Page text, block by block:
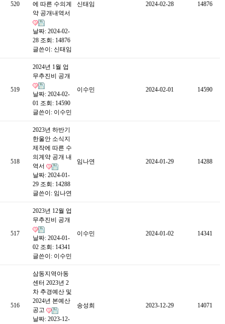
520
에 따른 수의계
약 공개내역서
날짜: 2024-02-
28 조회: 14876
글쓴이: 신태임
신태임 2024-02-28 14876
519
2024년 1월 업
무추진비 공개
날짜: 2024-02-
01 조회: 14590
글쓴이: 이수민
이수민 2024-02-01 14590
518
2023년 하반기
한울안 소식지
제작에 따른 수
의계약 공개 내
역서
날짜: 2024-01-
29 조회: 14288
글쓴이: 임나연
임나연 2024-01-29 14288
517
2023년 12월 업
무추진비 공개
날짜: 2024-01-
02 조회: 14341
글쓴이: 이수민
이수민 2024-01-02 14341
516
삼동지역아동
센터 2023년 2
차 추경예산 및
2024년 본예산
공고
날짜: 2023-12-
송성희 2023-12-29 14071